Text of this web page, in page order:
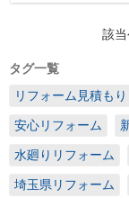
該当
タグ一覧
リフォーム見積もり
安心リフォーム
水廻りリフォーム
埼玉県リフォーム